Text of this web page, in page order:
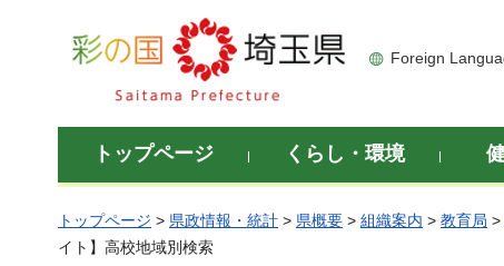
彩の国 埼玉県
Foreign
トップページ くらし・環境
トップページ > 県政情報・統計 > 県概要 > 組織案内 > 教育局 >
イト】高校地域別検索